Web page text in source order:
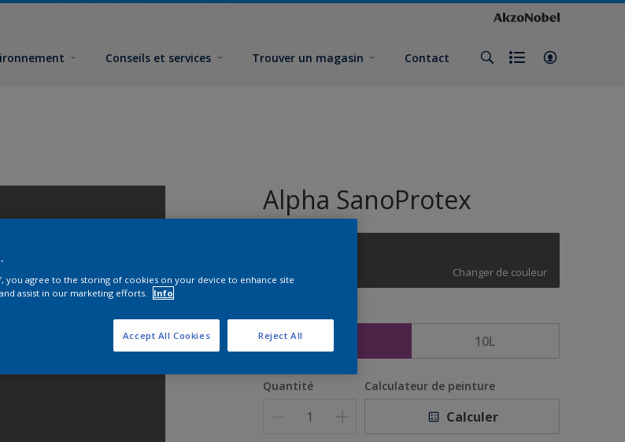
Conseils et services Trouver un magasin Contact
Alpha SanoProtex
Changer de couleur
10L
Quantité Calculateur de peinture
Calculer
you agree to the storing of cookies on your device to enhance site
assist in our marketing efforts.
Info
Reject All
Accept All Cookies